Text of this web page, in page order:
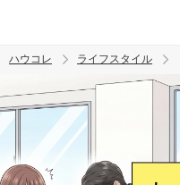
トレンド ワード
ハウコレ ライフスタイル